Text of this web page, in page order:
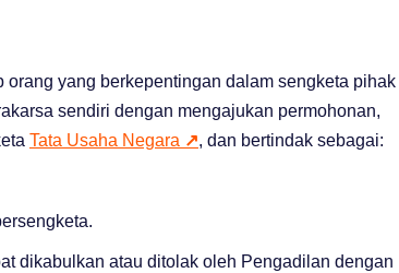
orang yang berkepentingan dalam sengketa pihak
sendiri dengan mengajukan permohonan,
Tata Usaha Negara ↗, dan bertindak sebagai:
dikabulkan atau ditolak oleh Pengadilan dengan